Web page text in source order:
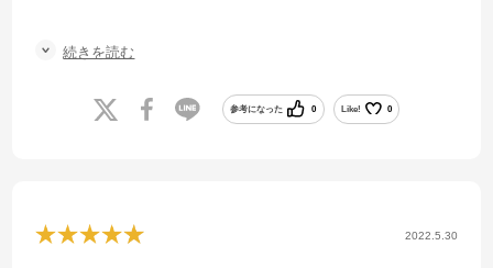
のほうが温かみもあり金属特有の？擦れ音がしないので好みである。
汚れもさっと拭きあげれば良く、フィールドラックの台数と同じ分購
続きを読む
参考になった 0 Like! 0
2022.5.30